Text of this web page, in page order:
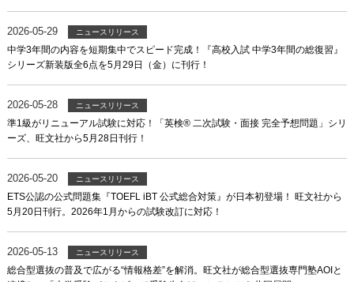
2026-05-29 ニュースリリース
中学3年間の内容を短期集中でスピード完成！『高校入試 中学3年間の総復習』
シリーズ新装版全6点を5月29日（金）に刊行！
2026-05-28 ニュースリリース
準1級がリニューアル試験に対応！「英検® 二次試験・面接 完全予想問題」シリ
ーズ、旺文社から5月28日刊行！
2026-05-20 ニュースリリース
ETS公認の公式問題集『TOEFL iBT 公式総合対策』が日本初登場！ 旺文社から
5月20日刊行。2026年1月からの試験改訂に対応！
2026-05-13 ニュースリリース
総合型選抜の普及で広がる“情報格差”を解消。旺文社が総合型選抜専門塾AOIと